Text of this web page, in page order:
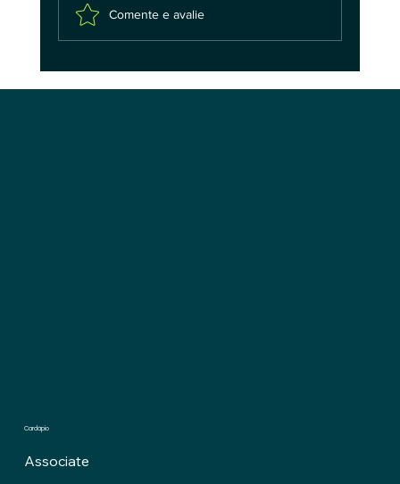
Comente e avalie
Cardápio
Associate